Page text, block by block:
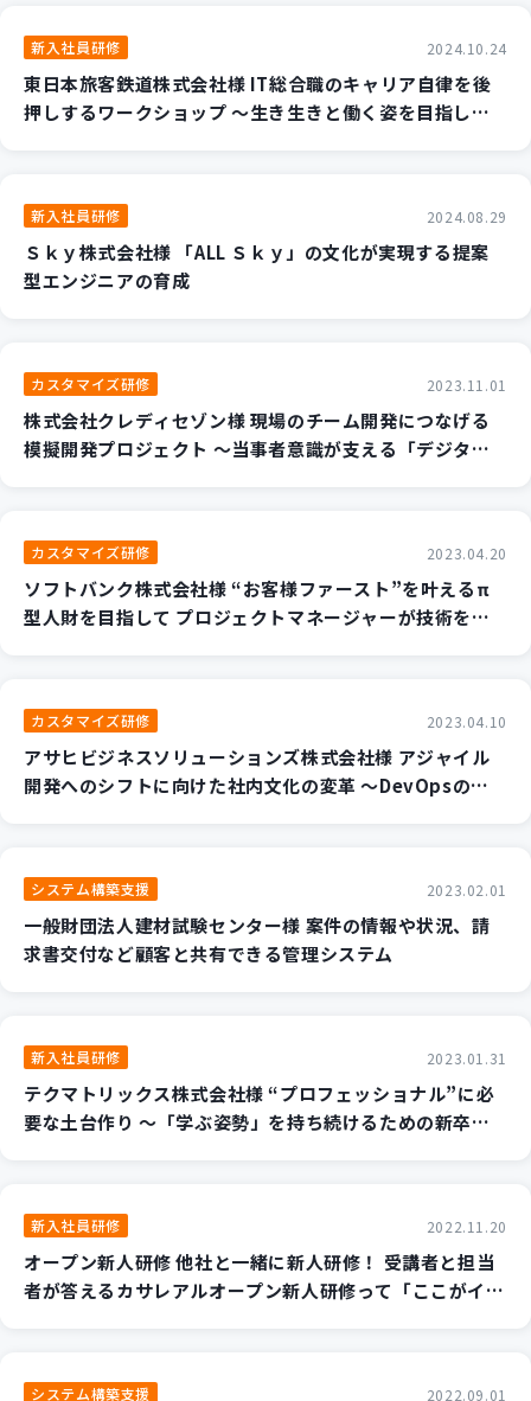
新入社員研修 2024.10.24
東日本旅客鉄道株式会社様 IT総合職のキャリア自律を後
押しするワークショップ ～生き生きと働く姿を目指して
新入社員研修 2024.08.29
Ｓｋｙ株式会社様 「ALL Ｓｋｙ」の文化が実現する提案
型エンジニアの育成
カスタマイズ研修 2023.11.01
株式会社クレディセゾン様 現場のチーム開発につなげる
模擬開発プロジェクト ～当事者意識が支える「デジタル
カスタマイズ研修 2023.04.20
ソフトバンク株式会社様 “お客様ファースト”を叶えるπ
型人財を目指して プロジェクトマネージャーが技術を学
カスタマイズ研修 2023.04.10
アサヒビジネスソリューションズ株式会社様 アジャイル
開発へのシフトに向けた社内文化の変革 ～DevOpsの学
システム構築支援 2023.02.01
一般財団法人建材試験センター様 案件の情報や状況、請
求書交付など顧客と共有できる管理システム
新入社員研修 2023.01.31
テクマトリックス株式会社様 “プロフェッショナル”に必
要な土台作り ～「学ぶ姿勢」を持ち続けるための新卒入
新入社員研修 2022.11.20
オープン新人研修 他社と一緒に新人研修！ 受講者と担当
者が答えるカサレアルオープン新人研修って「ここがイ
システム構築支援 2022.09.01